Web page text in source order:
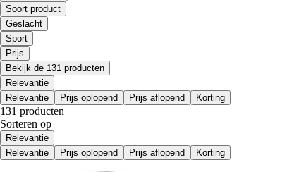
Soort product
Geslacht
Sport
Prijs
Bekijk de 131 producten
Relevantie
Relevantie
Prijs oplopend Prijs aflopend Korting
131 producten
Sorteren op
Relevantie
Relevantie
Prijs oplopend Prijs aflopend Korting